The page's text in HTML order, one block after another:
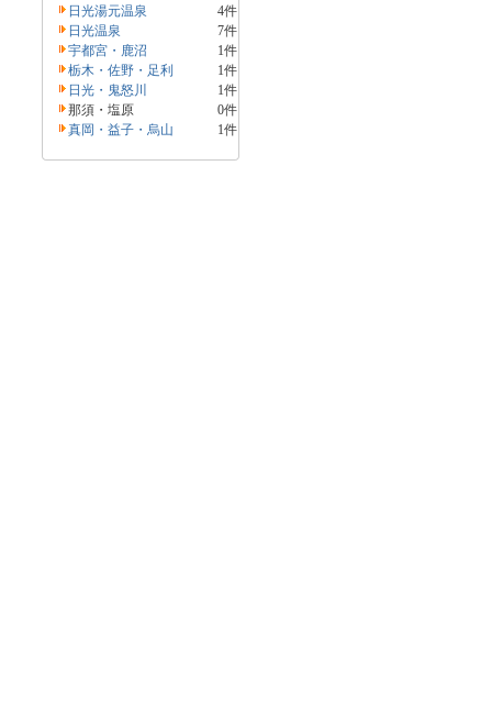
日光湯元温泉
4件
日光温泉
7件
宇都宮・鹿沼
1件
栃木・佐野・足利
1件
日光・鬼怒川
1件
那須・塩原
0件
真岡・益子・烏山
1件